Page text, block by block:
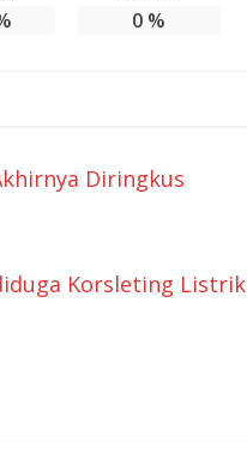
0 %
Diringkus
Korsleting Listrik